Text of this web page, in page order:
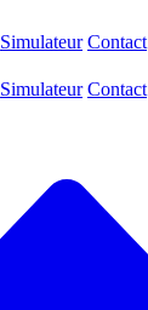
Simulateur Contact
Simulateur Contact